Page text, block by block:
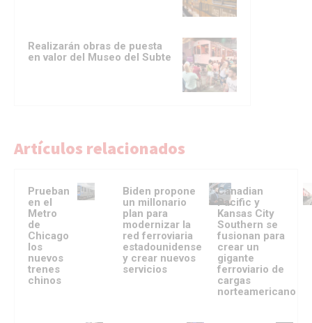
Realizarán obras de puesta
en valor del Museo del Subte
Artículos relacionados
Prueban
en el
Metro
de
Chicago
los
nuevos
trenes
chinos
Biden propone
un millonario
plan para
modernizar la
red ferroviaria
estadounidense
y crear nuevos
servicios
Canadian
Pacific y
Kansas City
Southern se
fusionan para
crear un
gigante
ferroviario de
cargas
norteamericano